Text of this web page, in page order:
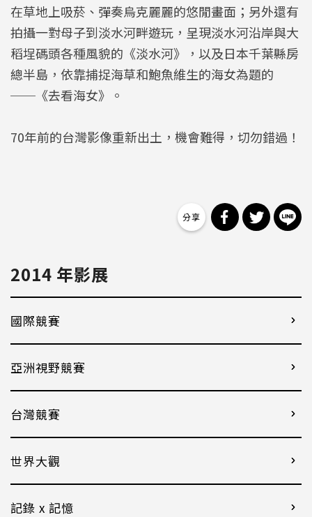
在草地上吸菸、彈奏烏克麗麗的悠閒畫面；另外還有
拍攝一對母子到淡水河畔遊玩，呈現淡水河沿岸與大
稻埕碼頭各種風貌的《淡水河》，以及日本千葉縣房
總半島，依靠捕捉海草和鮑魚維生的海女為題的
──《去看海女》。
70年前的台灣影像重新出土，機會難得，切勿錯過！
分享到分享到
2014 年影展
國際競賽
亞洲視野競賽
台灣競賽
世界大觀
記錄 x 記憶